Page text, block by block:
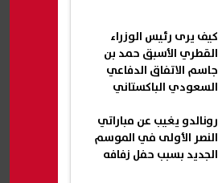
كيف يرى رئيس الوزراء
القطري الأسبق حمد بن
جاسم الاتفاق الدفاعي
السعودي الباكستاني
رونالدو يغيب عن مباراتي
النصر الأولى في الموسم
الجديد بسبب حفل زفافه